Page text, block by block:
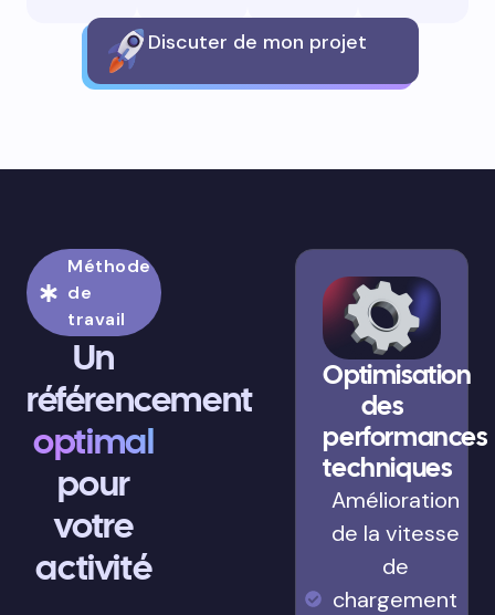
Discuter de mon projet
Méthode
de
travail
Un
référencement
optimal
pour
votre
activité
Optimisation
des
performances
techniques
Amélioration
de la vitesse
de
chargement